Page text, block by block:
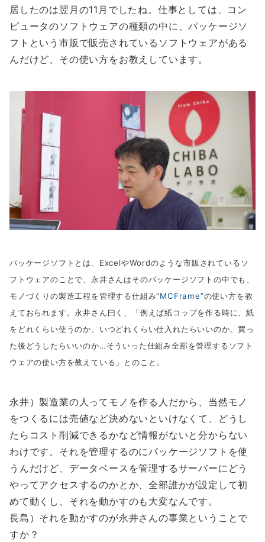
居したのは翌月の11月でしたね。仕事としては、コン
ピュータのソフトウェアの種類の中に、パッケージソ
フトという市販で販売されているソフトウェアがある
んだけど、その使い方をお教えしています。
パッケージソフトとは、ExcelやWordのような市販されているソ
フトウェアのことで、永井さんはそのパッケージソフトの中でも、
モノづくりの製造工程を管理する仕組み“MCFrame”の使い方を教
えておられます。永井さん曰く、「例えば紙コップを作る時に、紙
をどれくらい使うのか、いつどれくらい仕入れたらいいのか、買っ
た後どうしたらいいのか…そういった仕組み全部を管理するソフト
ウェアの使い方を教えている」とのこと。
永井）製造業の人ってモノを作る人だから、当然モノ
をつくるには売値など決めないといけなくて、どうし
たらコスト削減できるかなど情報がないと分からない
わけです。それを管理するのにパッケージソフトを使
うんだけど、データベースを管理するサーバーにどう
やってアクセスするのかとか、全部誰かが設定して初
めて動くし、それを動かすのも大変なんです。
長島）それを動かすのが永井さんの事業ということで
すか？